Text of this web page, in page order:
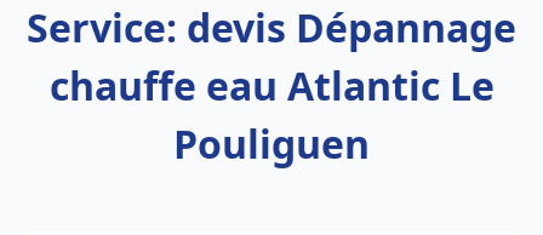
Service: devis Dépannage
chauffe eau Atlantic Le
Pouliguen